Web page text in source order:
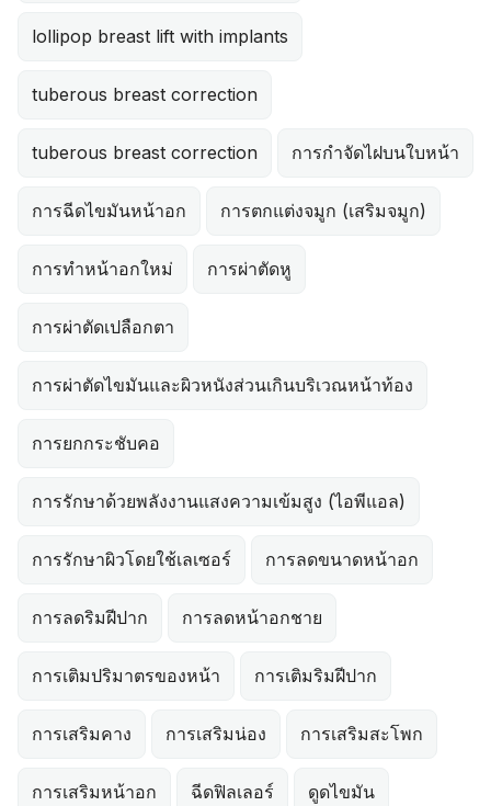
lollipop breast lift with implants
tuberous breast correction
tuberous breast correction การกำจัดไฝบนใบหน้า
การฉีดไขมันหน้าอก การตกแต่งจมูก (เสริมจมูก)
การทำหน้าอกใหม่ การผ่าตัดหู
การผ่าตัดเปลือกตา
การผ่าตัดไขมันและผิวหนังส่วนเกินบริเวณหน้าท้อง
การยกกระชับคอ
การรักษาด้วยพลังงานแสงความเข้มสูง (ไอพีแอล)
การรักษาผิวโดยใช้เลเซอร์ การลดขนาดหน้าอก
การลดริมฝีปาก การลดหน้าอกชาย
การเติมปริมาตรของหน้า การเติมริมฝีปาก
การเสริมคาง การเสริมน่อง การเสริมสะโพก
การเสริมหน้าอก ฉีดฟิลเลอร์ ดูดไขมัน